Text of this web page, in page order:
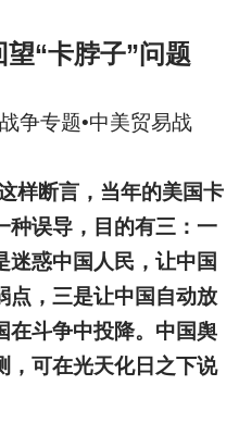
“卡脖子”问题
争专题•中美贸易战
样断言，当年的美国卡
种误导，目的有三：一
迷惑中国人民，让中国
点，三是让中国自动放
在斗争中投降。中国舆
，可在光天化日之下说